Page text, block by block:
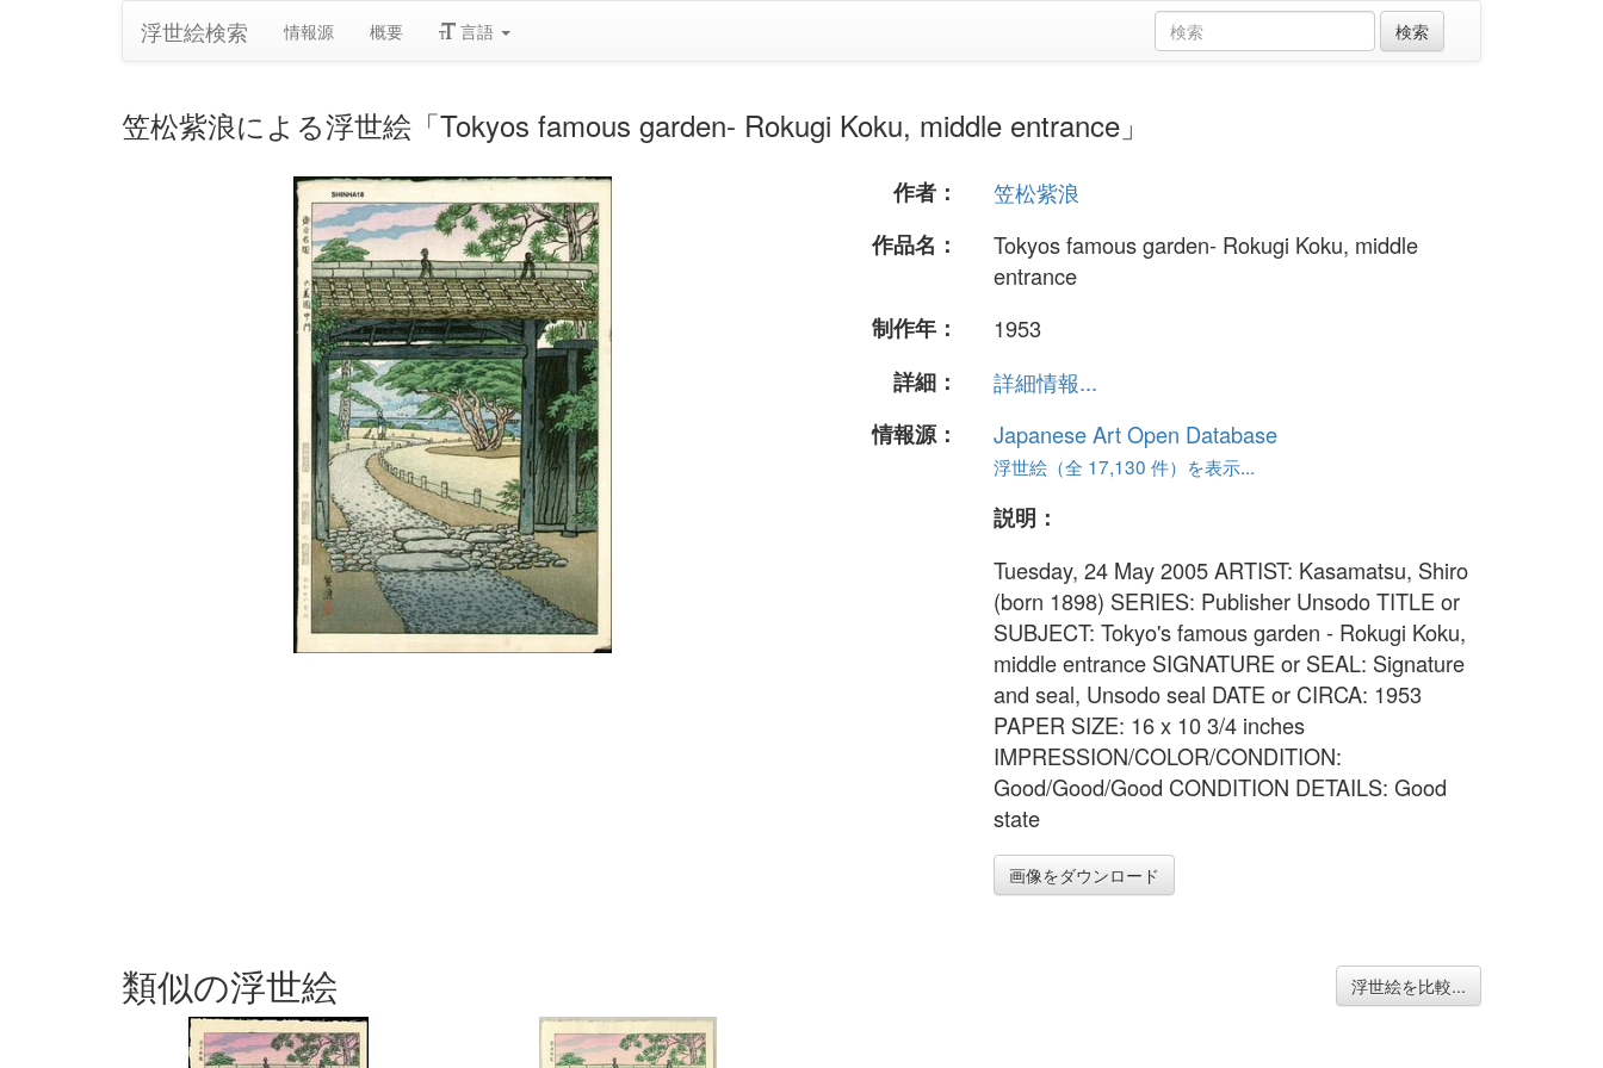
浮世絵検索 情報源 概要 言語
笠松紫浪による浮世絵「Tokyos famous garden- Rokugi Koku, middle entrance」
作者：
笠松紫浪
作品名：
Tokyos famous garden- Rokugi Koku, middle
entrance
制作年：
1953
詳細：
詳細情報...
情報源：
Japanese Art Open Database
浮世絵（全 17,130 件）を表示...
説明：
Tuesday, 24 May 2005 ARTIST: Kasamatsu, Shiro
(born 1898) SERIES: Publisher Unsodo TITLE or
SUBJECT: Tokyo's famous garden - Rokugi Koku,
middle entrance SIGNATURE or SEAL: Signature
and seal, Unsodo seal DATE or CIRCA: 1953
PAPER SIZE: 16 x 10 3/4 inches
IMPRESSION/COLOR/CONDITION:
Good/Good/Good CONDITION DETAILS: Good
state
画像をダウンロード
類似の浮世絵 浮世絵を比較...